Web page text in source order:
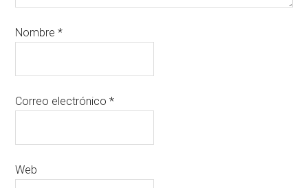
Nombre*
Correo electrónico*
Web